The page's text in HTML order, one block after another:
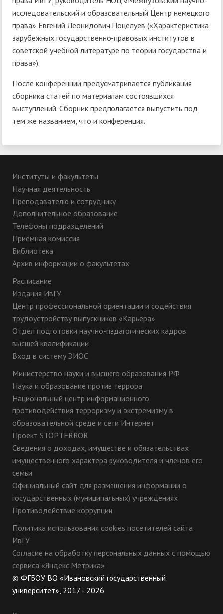
исследовательский и образовательный Центр немецкого
права» Евгений Леонидович Поцелуев («Характеристика
зарубежных государственно-правовых институтов в
советской учебной литературе по теории государства и
права»).
После конференции предусматривается публикация
сборника статей по материалам состоявшихся
выступлений. Сборник предполагается выпустить под
тем же названием, что и конференция.
Институты и факультеты
Научная деятельность
Преподавателю и сотруднику
Дополнительное образование
Телефоны подразделений
Приёмная комиссия
Библиотека
Архив информации о факультетах
Расписание
Издания ИвГУ
Центр профессиональной ориентации и содействия
трудоустройству выпускников «Карьера»
Отдел подготовки научно-педагогических кадров
высшей квалификации
Вход в систему ЭИОС
Министерство науки и высшего образования РФ
Наука и образование против террора
Национальный центр информационного
противодействия терроризму и экстремизму в
образовательной среде и сети Интернет
Проект STOPTERROR
Сведения о доходах, имуществе и обязательствах
имущественного характера руководителя и членов его
семьи
Официальный сайт для размещения информации о
государственных (муниципальных) учреждениях
Противодействие коррупции
Политика использования cookies посетителей сайта
ИвГУ
Согласие на обработку персональных данных с помощью
сервиса «Яндекс.Метрика»
© ФГБОУ ВО «Ивановский государственный
университет», 2017 - 2026